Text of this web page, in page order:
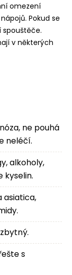
omezení
Pokud se
spouštěče.
v některých
ne pouhá
neléčí.
alkoholy,
kyselin.
asiatica,
s